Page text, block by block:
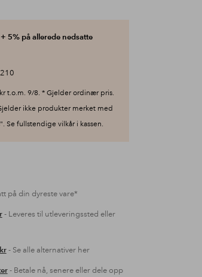
5% på allerede nedsatte
t.o.m. 9/8. * Gjelder ordinær pris.
ikke produkter merket med
Se fullstendige vilkår i kassen.
på din dyreste vare*
- Leveres til utleveringssted eller
- Se alle alternativer her
- Betale nå, senere eller dele opp